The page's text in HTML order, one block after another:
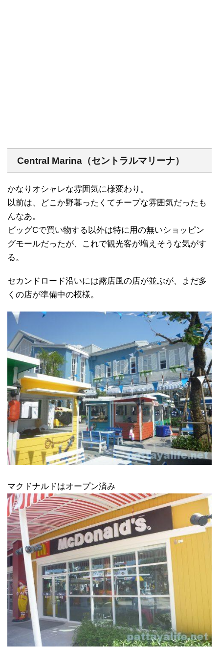
Central Marina（セントラルマリーナ）
かなりオシャレな雰囲気に様変わり。
以前は、どこか野暮ったくてチープな雰囲気だったも
んなあ。
ビッグCで買い物する以外は特に用の無いショッピン
グモールだったが、これで観光客が増えそうな気がす
る。
セカンドロード沿いには露店風の店が並ぶが、まだ多
くの店が準備中の模様。
マクドナルドはオープン済み